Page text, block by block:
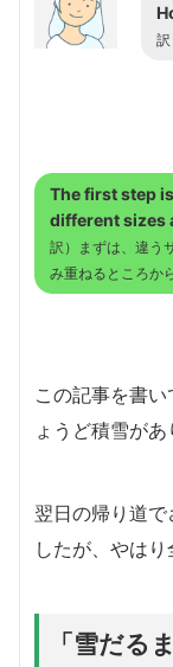
訳
The first step
different sizes
訳）まずは、違う
み重ねるところか
この記事を書
ょうど積雪があ
翌日の帰り道
したが、やはり
「雪だる